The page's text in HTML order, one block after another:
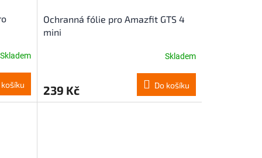
Skladem
košíku
Ochranná fólie pro Amazfit GTS 4
mini
je
4,2
Skladem
239 Kč Do košíku